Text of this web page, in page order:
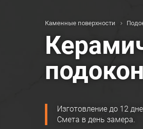
Каменные поверхности
Изготовление до 12
Смета в день замера.